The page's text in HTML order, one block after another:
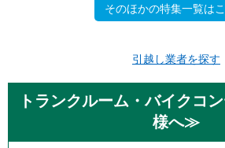
そのほかの特集一覧は
引越し業者を探す
トランクルーム・バイクコ
様へ≫